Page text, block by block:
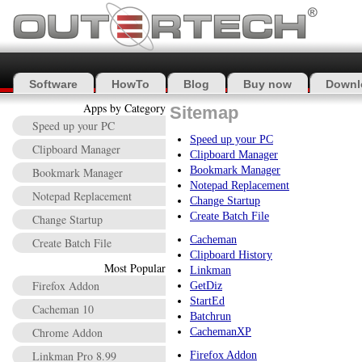
Sitemap
Speed up your PC
Clipboard Manager
Bookmark Manager
Notepad Replacement
Change Startup
Create Batch File
Cacheman
Clipboard History
Linkman
GetDiz
StartEd
Batchrun
CachemanXP
Firefox Addon
Apps by Category
Speed up your PC
Clipboard Manager
Bookmark Manager
Notepad Replacement
Change Startup
Create Batch File
Most Popular
Firefox Addon
Cacheman 10
Chrome Addon
Linkman Pro 8.99
Software HowTo Blog Buy now